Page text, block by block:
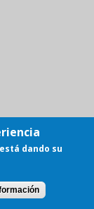
dando su